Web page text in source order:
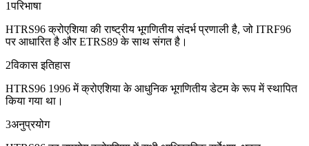
1परिभाषा
HTRS96 क्रोएशिया की राष्ट्रीय भूगणितीय संदर्भ प्रणाली है, जो ITRF96
पर आधारित है और ETRS89 के साथ संगत है।
2विकास इतिहास
HTRS96 1996 में क्रोएशिया के आधुनिक भूगणितीय डेटम के रूप में स्थापित
किया गया था।
3अनुप्रयोग